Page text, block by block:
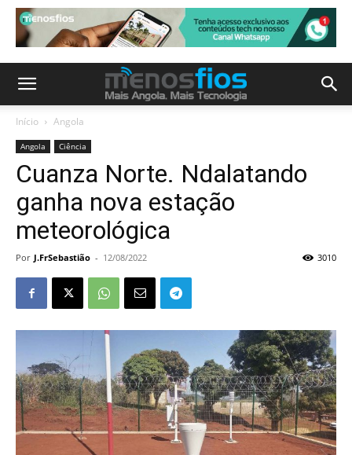
Início Angola
Angola Ciência
Cuanza Norte. Ndalatando
ganha nova estação
meteorológica
Por J.FrSebastião - 12/08/2022 3010